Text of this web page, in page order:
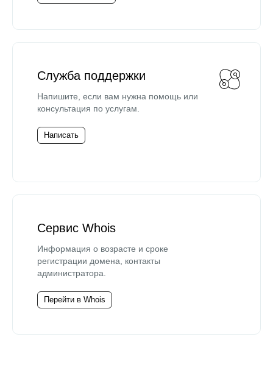
Служба поддержки
Напишите, если вам нужна помощь или
консультация по услугам.
Написать
Сервис Whois
Информация о возрасте и сроке
регистрации домена, контакты
администратора.
Перейти в Whois